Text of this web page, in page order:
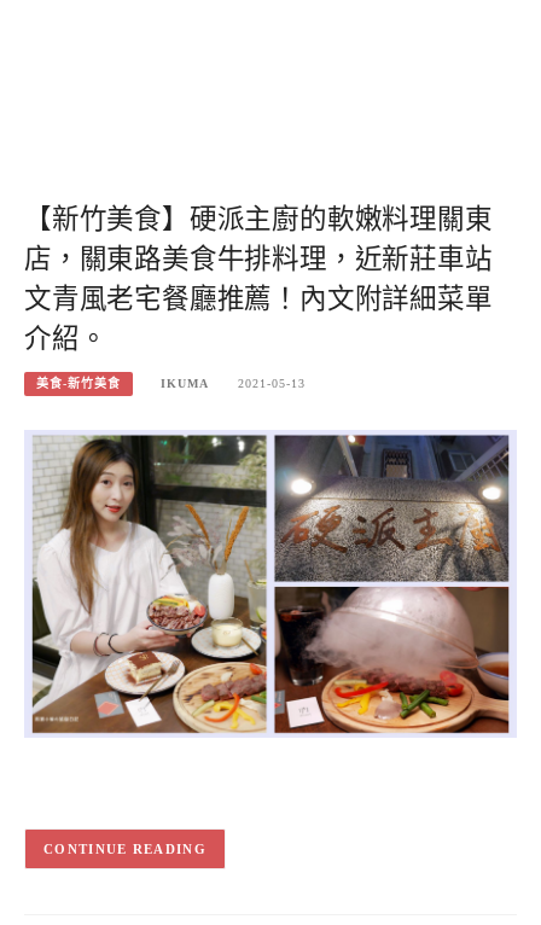
【新竹美食】硬派主廚的軟嫩料理關東
店，關東路美食牛排料理，近新莊車站
文青風老宅餐廳推薦！內文附詳細菜單
介紹。
美食-新竹美食 IKUMA 2021-05-13
CONTINUE READING